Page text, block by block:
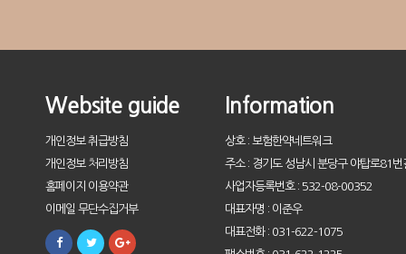
Website guide
개인정보 취급방침
개인정보 처리방침
홈페이지 이용약관
이메일 무단수집거부
Information
상호 : 보험한약네트워크
주소 : 경기도 성남시 분당구 야탑로81
사업자등록번호 : 532-08-00352
대표자명 : 이준우
대표전화 : 031-622-1075